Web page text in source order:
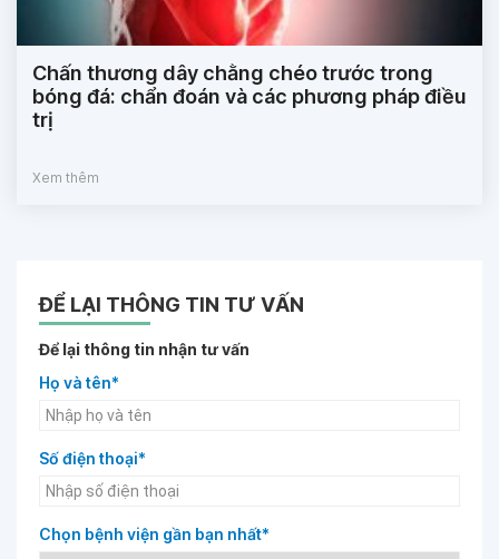
Chấn thương dây chằng chéo trước trong
bóng đá: chẩn đoán và các phương pháp điều
trị
Xem thêm
ĐỂ LẠI THÔNG TIN TƯ VẤN
Để lại thông tin nhận tư vấn
Họ và tên*
Số điện thoại*
Chọn bệnh viện gần bạn nhất*